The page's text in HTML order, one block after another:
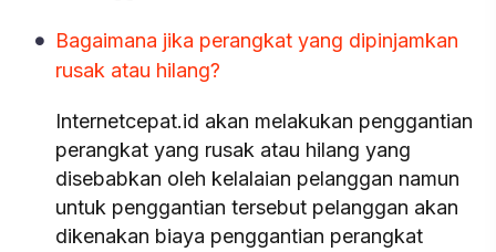
Bagaimana jika perangkat yang dipinjamkan
rusak atau hilang?
Internetcepat.id akan melakukan penggantian
perangkat yang rusak atau hilang yang
disebabkan oleh kelalaian pelanggan namun
untuk penggantian tersebut pelanggan akan
dikenakan biaya penggantian perangkat